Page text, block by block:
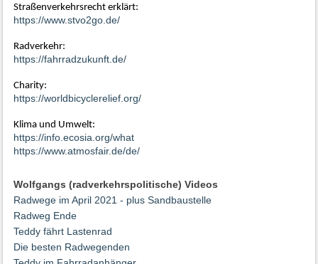
Straßenverkehrsrecht erklärt:
https://www.stvo2go.de/
Radverkehr:
https://fahrradzukunft.de/
Charity:
https://worldbicyclerelief.org/
Klima und Umwelt:
https://info.ecosia.org/what
https://www.atmosfair.de/de/
Wolfgangs (radverkehrspolitische) Videos
Radwege im April 2021 - plus Sandbaustelle
Radweg Ende
Teddy fährt Lastenrad
Die besten Radwegenden